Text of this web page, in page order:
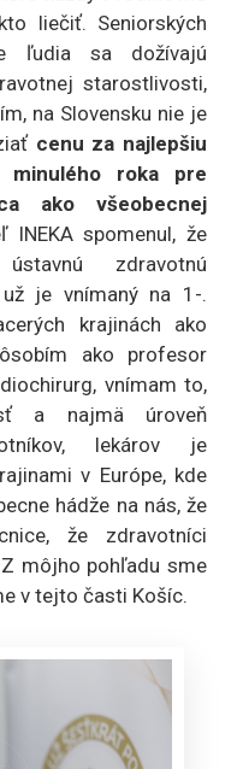
liečiť. Seniorských
ľudia sa dožívajú
starostlivosti,
na Slovensku nie je
cenu za najlepšiu
minulého roka pre
ako všeobecnej
INEKA spomenul, že
zdravotnú
je vnímaný na 1-.
krajinách ako
ako profesor
vnímam to,
a najmä úroveň
lekárov je
v Európe, kde
hádže na nás, že
že zdravotníci
môjho pohľadu sme
v tejto časti Košíc.